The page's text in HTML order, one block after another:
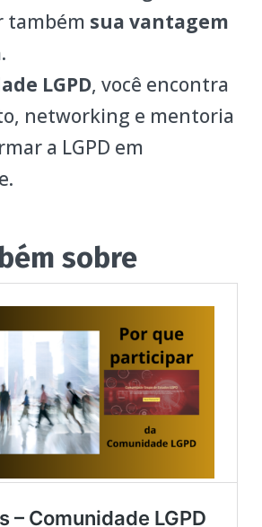
também sua vantagem
.
LGPD, você encontra
networking e mentoria
a LGPD em
sobre